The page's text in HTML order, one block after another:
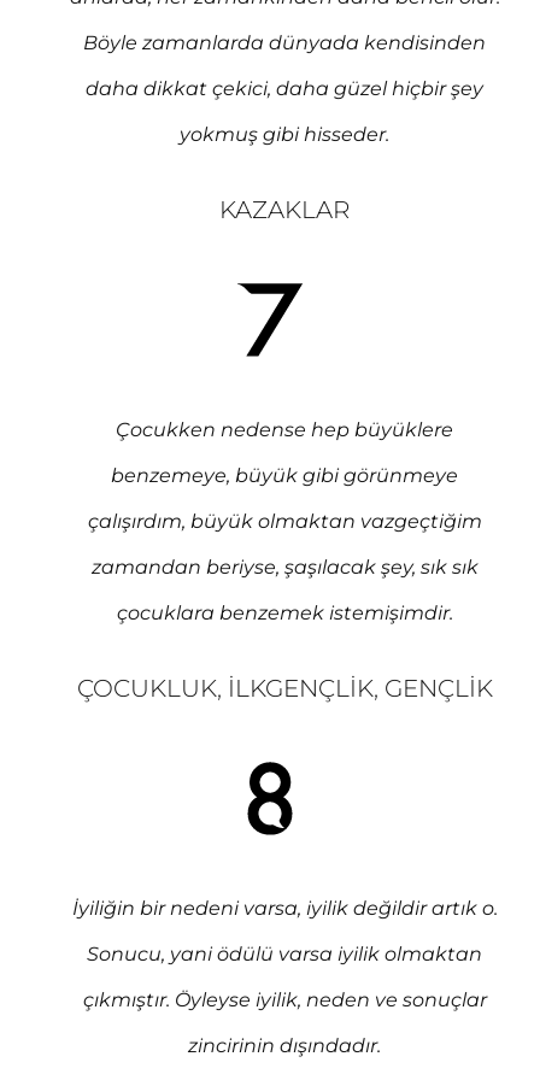
Böyle zamanlarda dünyada kendisinden
daha dikkat çekici, daha güzel hiçbir şey
yokmuş gibi hisseder.
KAZAKLAR
Çocukken nedense hep büyüklere
benzemeye, büyük gibi görünmeye
çalışırdım, büyük olmaktan vazgeçtiğim
zamandan beriyse, şaşılacak şey, sık sık
çocuklara benzemek istemişimdir.
ÇOCUKLUK, İLKGENÇLIK, GENÇLIK
İyiliğin bir nedeni varsa, iyilik değildir artık o.
Sonucu, yani ödülü varsa iyilik olmaktan
çıkmıştır. Öyleyse iyilik, neden ve sonuçlar
zincirinin dışındadır.